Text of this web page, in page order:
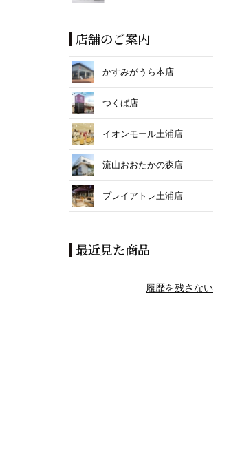
店舗のご案内
かすみがうら本店
つくば店
イオンモール土浦店
流山おおたかの森店
プレイアトレ土浦店
最近見た商品
履歴を残さない